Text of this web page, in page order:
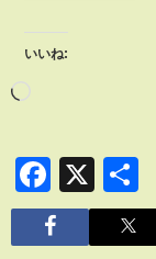
いいね:
X